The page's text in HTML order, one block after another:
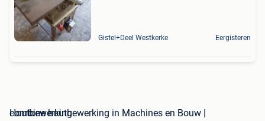
Gistel+Deel Westkerke Eergisteren
combine houtbewerking in Machines en Bouw | Houtbewerking